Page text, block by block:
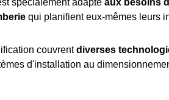
spécialement adapté aux besoins
qui planifient eux-mêmes leurs
couvrentdiverses
d'installation au